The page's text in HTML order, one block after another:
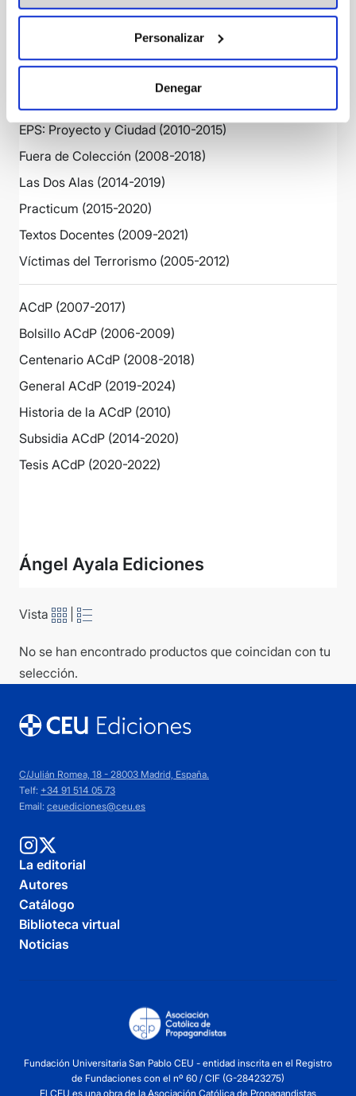
Personalizar
Denegar
EPS: Cuadernos de Investigación (2009-2015)
EPS: Proyecto y Ciudad (2010-2015)
Fuera de Colección (2008-2018)
Las Dos Alas (2014-2019)
Practicum (2015-2020)
Textos Docentes (2009-2021)
Víctimas del Terrorismo (2005-2012)
ACdP (2007-2017)
Bolsillo ACdP (2006-2009)
Centenario ACdP (2008-2018)
General ACdP (2019-2024)
Historia de la ACdP (2010)
Subsidia ACdP (2014-2020)
Tesis ACdP (2020-2022)
Ángel Ayala Ediciones
Vista
No se han encontrado productos que coincidan con tu
selección.
C/Julián Romea, 18 - 28003 Madrid, España.
Telf: +34 91 514 05 73
Email: ceuediciones@ceu.es
La editorial
Autores
Catálogo
Biblioteca virtual
Noticias
Fundación Universitaria San Pablo CEU - entidad inscrita en el Registro
de Fundaciones con el nº 60 / CIF (G-28423275)
El CEU es una obra de la Asociación Católica de Propagandistas